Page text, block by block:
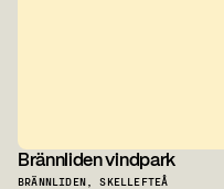
Brännliden vindpark
BRÄNNLIDEN, SKELLEFTEÅ